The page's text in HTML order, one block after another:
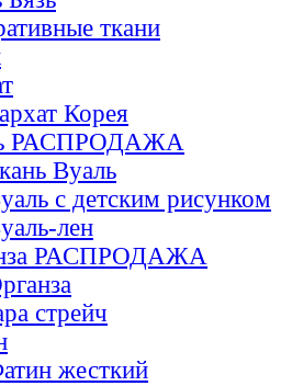
ткани
Корея
РАСПРОДАЖА
Вуаль
с детским рисунком
лен
РАСПРОДАЖА
стрейч
жесткий